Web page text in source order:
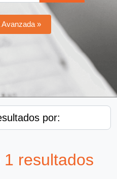
Avanzada »
por:
resultados